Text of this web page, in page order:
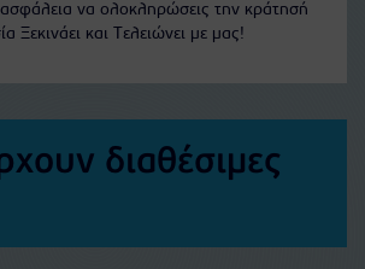
ασφάλεια να ολοκληρώσεις την κράτησή
Ξεκινάει και Τελειώνει με μας!
διαθέσιμες